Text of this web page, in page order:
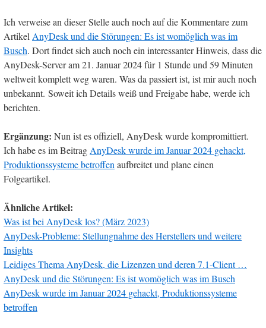
Ich verweise an dieser Stelle auch noch auf die Kommentare zum
Artikel AnyDesk und die Störungen: Es ist womöglich was im
Busch. Dort findet sich auch noch ein interessanter Hinweis, dass die
AnyDesk-Server am 21. Januar 2024 für 1 Stunde und 59 Minuten
weltweit komplett weg waren. Was da passiert ist, ist mir auch noch
unbekannt. Soweit ich Details weiß und Freigabe habe, werde ich
berichten.
Ergänzung: Nun ist es offiziell, AnyDesk wurde kompromittiert.
Ich habe es im Beitrag AnyDesk wurde im Januar 2024 gehackt,
Produktionssysteme betroffen aufbreitet und plane einen
Folgeartikel.
Ähnliche Artikel:
Was ist bei AnyDesk los? (März 2023)
AnyDesk-Probleme: Stellungnahme des Herstellers und weitere
Insights
Leidiges Thema AnyDesk, die Lizenzen und deren 7.1-Client …
AnyDesk und die Störungen: Es ist womöglich was im Busch
AnyDesk wurde im Januar 2024 gehackt, Produktionssysteme
betroffen